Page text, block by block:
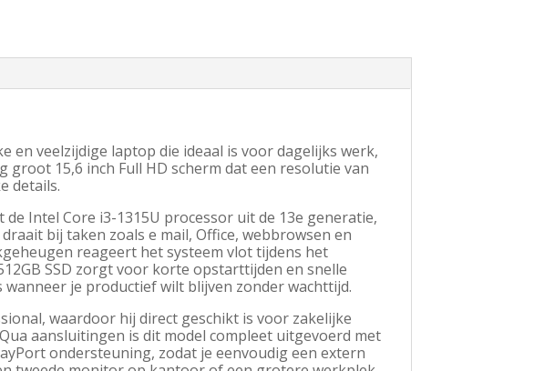
en veelzijdige laptop die ideaal is voor dagelijks werk,
15,6 inch Full HD scherm dat een resolutie van
details.
Intel Core i3-1315U processor uit de 13e generatie,
bij taken zoals e mail, Office, webbrowsen en
reageert het systeem vlot tijdens het
SSD zorgt voor korte opstarttijden en snelle
je productief wilt blijven zonder wachttijd.
waardoor hij direct geschikt is voor zakelijke
aansluitingen is dit model compleet uitgevoerd met
ondersteuning, zodat je eenvoudig een extern